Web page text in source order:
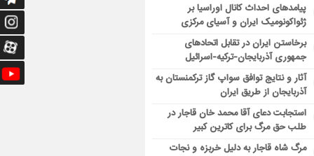
پیامدهای احداث کانال اوراسیا بر
ژئواکونومیک ایران و آسیای مرکزی
برخاستن ایران در تقابل اتحادهای
جمهوری آذربایجان-ترکیه-اسرائیل
آثار و نتایج توافق سواپ گاز ترکمنستان به
آذربایجان از طریق ایران
استجابت دعای آقا محمد خان قاجار در
طلب حق مرگ برای کاترین کبیر
مرگ شاه قاجار به دلیل خربزه و نجات